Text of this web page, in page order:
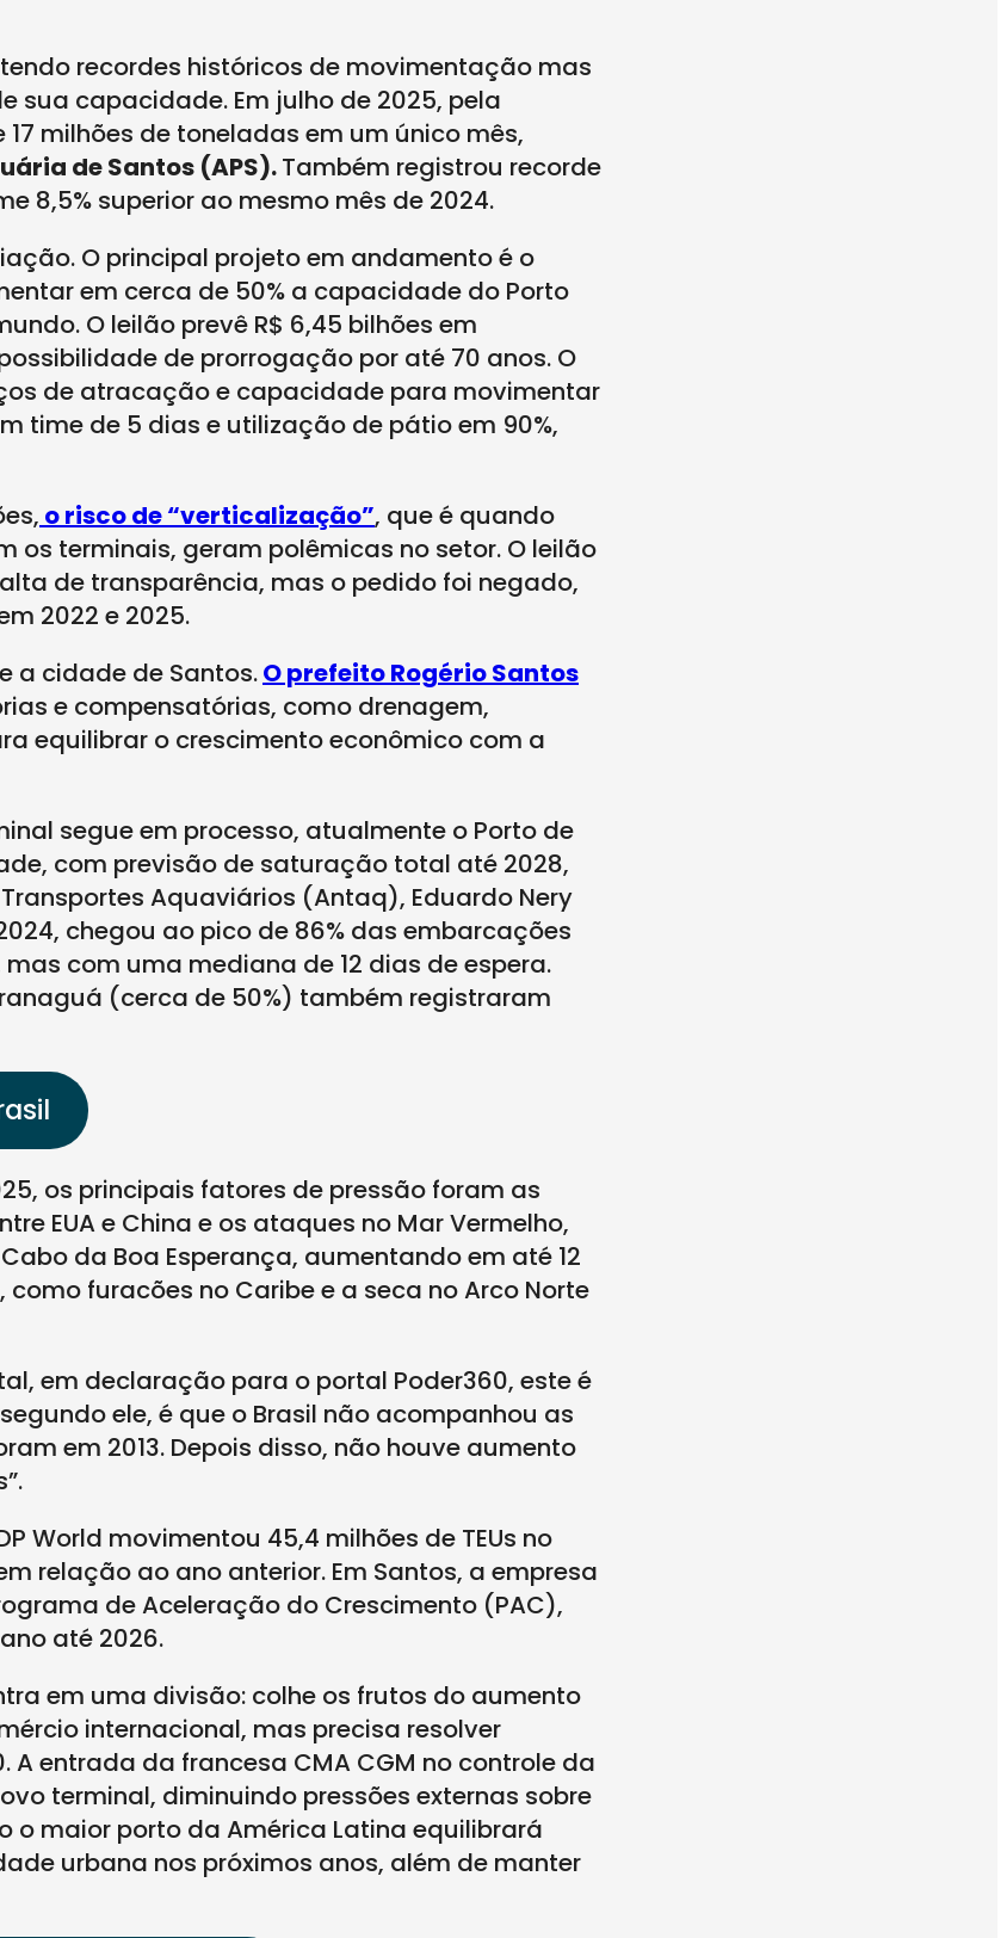
recordes históricos de movimentação mas
sua capacidade. Em julho de 2025, pela
milhões de toneladas em um único mês,
de Santos (APS).Também registrou recorde
8,5% superior ao mesmo mês de 2024.
O principal projeto em andamento é o
em cerca de 50% a capacidade do Porto
O leilão prevê R$ 6,45 bilhões em
de prorrogação por até 70 anos. O
de atracação e capacidade para movimentar
time de 5 dias e utilização de pátio em 90%,
o risco de “verticalização”, que é quando
terminais, geram polêmicas no setor. O leilão
de transparência, mas o pedido foi negado,
2022 e 2025.
a cidade de Santos.O prefeito Rogério Santos
e compensatórias, como drenagem,
equilibrar o crescimento econômico com a
segue em processo, atualmente o Porto de
com previsão de saturação total até 2028,
Aquaviários (Antaq), Eduardo Nery
chegou ao pico de 86% das embarcações
com uma mediana de 12 dias de espera.
(cerca de 50%) também registraram
os principais fatores de pressão foram as
EUA e China e os ataques no Mar Vermelho,
da Boa Esperança, aumentando em até 12
furacões no Caribe e a seca no Arco Norte
em declaração para o portal Poder360, este é
ele, é que o Brasil não acompanhou as
em 2013. Depois disso, não houve aumento
World movimentou 45,4 milhões de TEUs no
relação ao ano anterior. Em Santos, a empresa
de Aceleração do Crescimento (PAC),
até 2026.
em uma divisão: colhe os frutos do aumento
internacional, mas precisa resolver
entrada da francesa CMA CGM no controle da
terminal, diminuindo pressões externas sobre
maior porto da América Latina equilibrará
urbana nos próximos anos, além de manter